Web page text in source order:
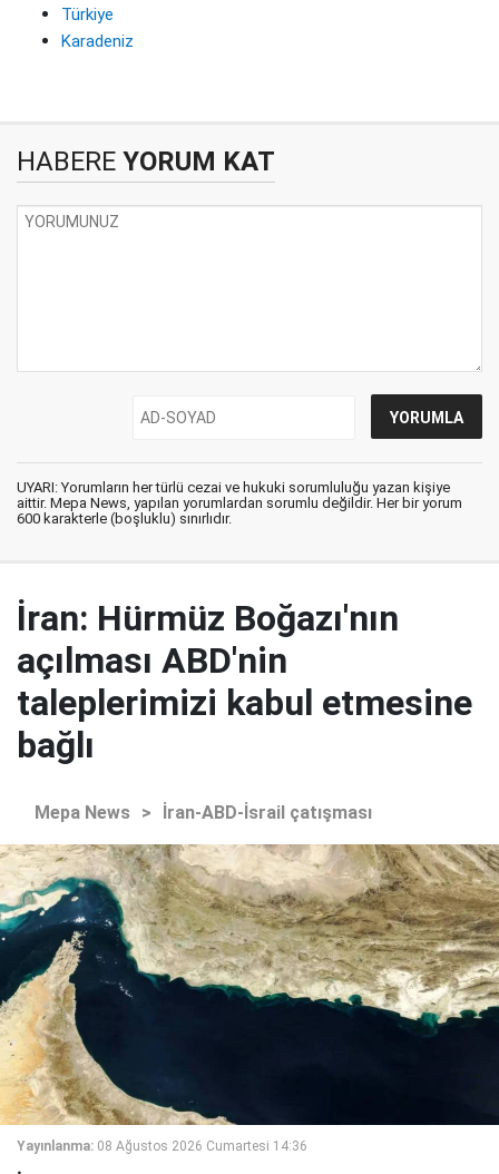
Türkiye
Karadeniz
HABERE YORUM KAT
UYARI: Yorumların her türlü cezai ve hukuki sorumluluğu yazan kişiye
aittir. Mepa News, yapılan yorumlardan sorumlu değildir. Her bir yorum
600 karakterle (boşluklu) sınırlıdır.
İran: Hürmüz Boğazı'nın
açılması ABD'nin
taleplerimizi kabul etmesine
bağlı
Mepa News > İran-ABD-İsrail çatışması
Yayınlanma: 08 Ağustos 2026 Cumartesi 14:36